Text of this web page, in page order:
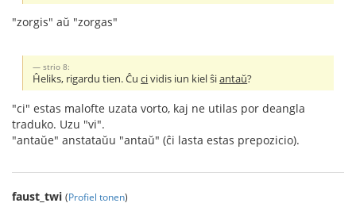
"zorgis" aŭ "zorgas"
strio 8:
Ĥeliks, rigardu tien. Ĉucividis iun kiel ŝiantaŭ?
"ci" estas malofte uzata vorto, kaj ne utilas por deangla
traduko. Uzu "vi".
"antaŭe" anstataŭu "antaŭ" (ĉi lasta estas prepozicio).
faust_twi (Profiel tonen)